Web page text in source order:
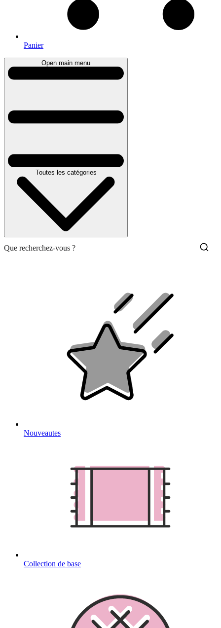
Panier
Open main menu
Toutes les catégories
Nouveautes
Collection de base